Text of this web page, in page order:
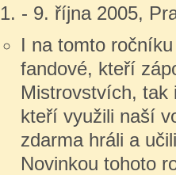
1. - 9. října 2005,
I na tomto
fandové, kteří
Mistrovstvích, tak
kteří využili naší
zdarma hráli a
Novinkou tohoto